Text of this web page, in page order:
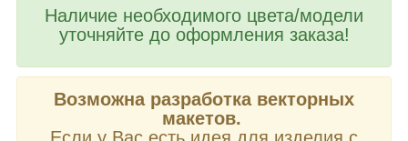
Наличие необходимого цвета/модели
уточняйте до оформления заказа!
Возможна разработка векторных
макетов.